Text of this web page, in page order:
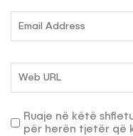
Ruaje në këtë
për herën tjetër që